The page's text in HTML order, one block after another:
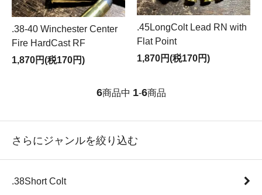
.38-40 Winchester Center
Fire HardCast RF
1,870円(税170円)
.45LongColt Lead RN with
Flat Point
1,870円(税170円)
6商品中 1-6商品
さらにジャンルを絞り込む
.38Short Colt